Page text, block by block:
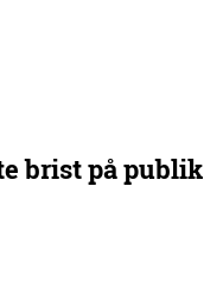
brist på publik